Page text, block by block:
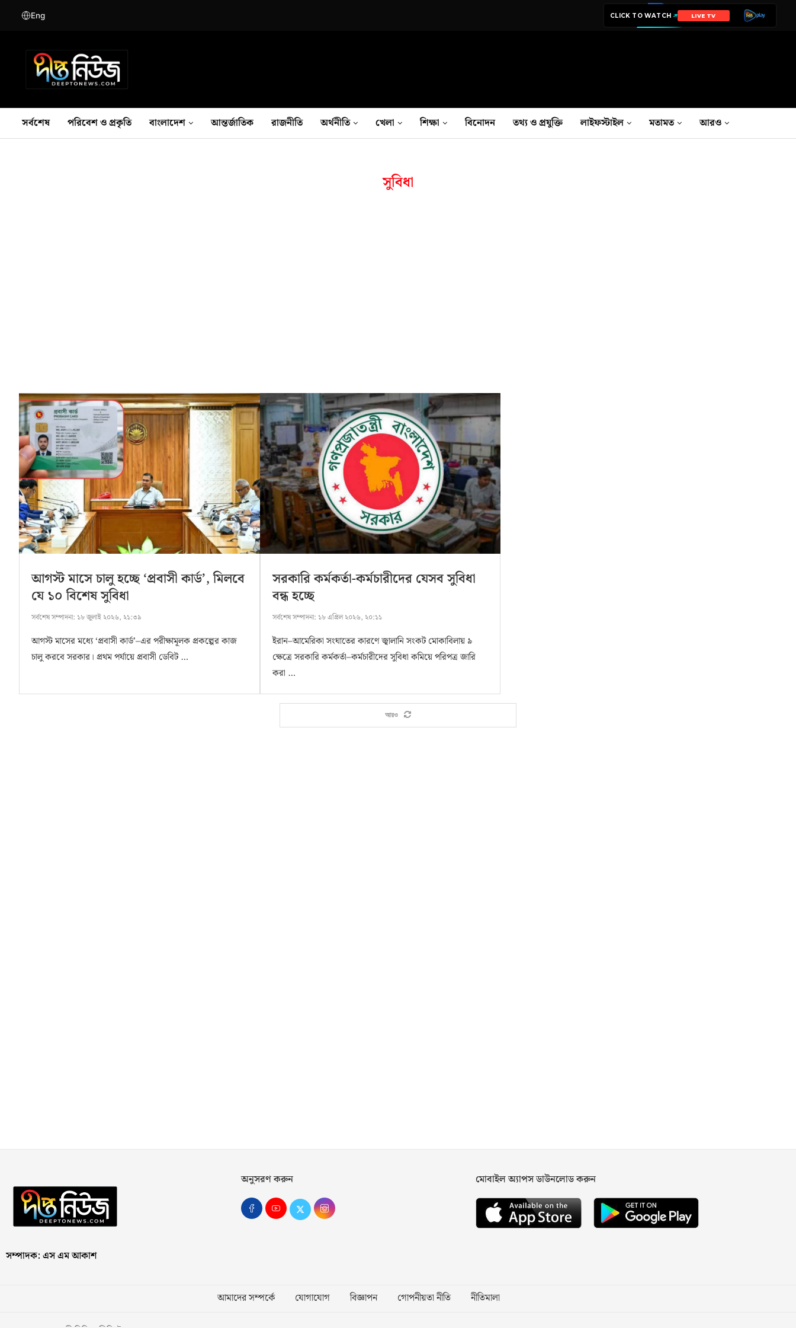
Eng CLICK TO WATCH LIVE TV
সর্বশেষ পরিবেশ ও প্রকৃতি বাংলাদেশ আন্তর্জাতিক রাজনীতি অর্থনীতি খেলা শিক্ষা বিনোদন তথ‍্য ও প্রযুক্তি লাইফস্টাইল মতামত আরও
সুবিধা
আগস্ট মাসে চালু হচ্ছে ‘প্রবাসী কার্ড’, মিলবে
যে ১০ বিশেষ সুবিধা
সর্বশেষ সম্পাদনা: ১৮ জুলাই ২০২৬, ২১:৩৯
আগস্ট মাসের মধ্যে ‘প্রবাসী কার্ড’–এর পরীক্ষামূলক প্রকল্পের কাজ
চালু করবে সরকার। প্রথম পর্যায়ে প্রবাসী ডেবিট …
সরকারি কর্মকর্তা-কর্মচারীদের যেসব সুবিধা
বন্ধ হচ্ছে
সর্বশেষ সম্পাদনা: ১৮ এপ্রিল ২০২৬, ২০:১১
ইরান–আমেরিকা সংঘাতের কারণে জ্বালানি সংকট মোকাবিলায় ৯
ক্ষেত্রে সরকারি কর্মকর্তা–কর্মচারীদের সুবিধা কমিয়ে পরিপত্র জারি
করা …
আরও
সম্পাদক: এস এম আকাশ
অনুসরণ করুন মোবাইল অ্যাপস ডাউনলোড করুন
আমাদের সম্পর্কে যোগাযোগ বিজ্ঞাপন গোপনীয়তা নীতি নীতিমালা